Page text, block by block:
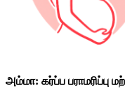
அம்மா: கர்ப்ப பராமரிப்பு